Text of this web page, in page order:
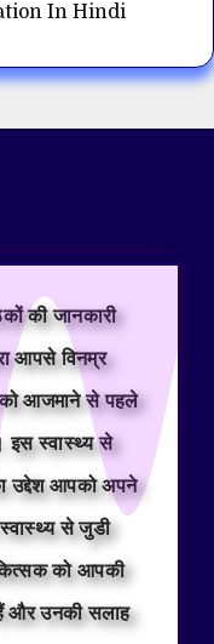
In Hindi
की जानकारी
आपसे विनम्र
को आजमाने से पहले
इस स्वास्थ्य से
उद्देश आपको अपने
से जुडी
को आपकी
और उनकी सलाह